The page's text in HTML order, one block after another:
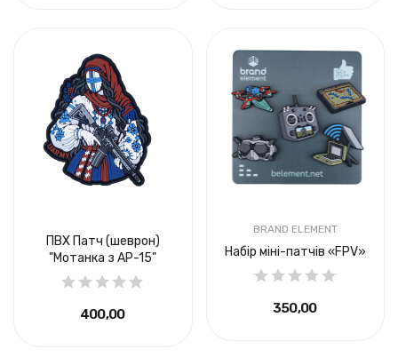
ПВХ Патч (шеврон)
"Мотанка з АР-15"
400,00 ₴
BRAND ELEMENT
Набір міні-патчів «FPV»
350,00 ₴